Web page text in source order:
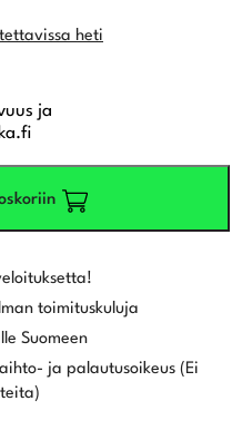
heti
ja
toimituskuluja
Suomeen
ja palautusoikeus (Ei